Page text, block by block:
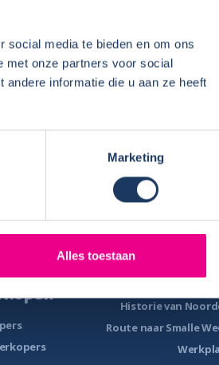
social media te bieden en om ons
met onze partners voor social
informatie die u aan ze heeft
Marketing
Alles toestaan
Historie van
Route naar Smalle